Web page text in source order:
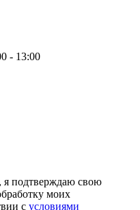
- 13:00
подтверждаю свою
моих
с условиями